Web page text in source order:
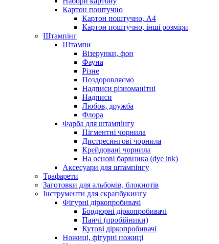
Картон поштучно
Картон поштучно, А4
Картон поштучно, інші розміри
Штампінг
Штампи
Візерунки, фон
Фауна
Різне
Поздоровляємо
Надписи різноманітні
Надписи
Любов, дружба
Флора
Фарба для штампінгу
Пігментні чорнила
Дистресингові чорнила
Крейдовані чорнила
На основі барвника (dye ink)
Аксесуари для штампінгу
Трафарети
Заготовки для альбомів, блокнотів
Інструменти для скрапбукингу
Фігурні діркопробивачі
Бордюрні діркопробивачі
Панчі (пробійники)
Кутові діркопробивачі
Ножиці, фігурні ножиці